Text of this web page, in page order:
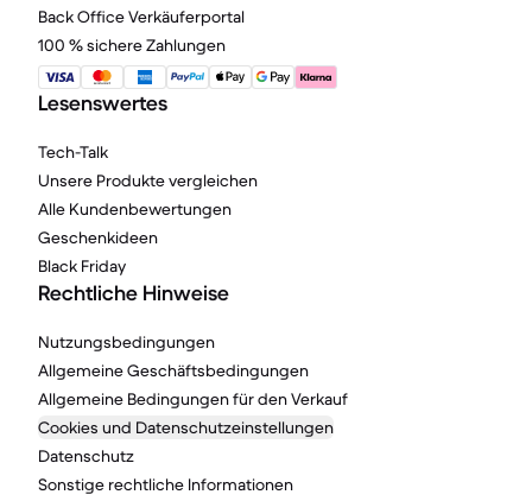
Back Office Verkäuferportal
100 % sichere Zahlungen
Lesenswertes
Tech-Talk
Unsere Produkte vergleichen
Alle Kundenbewertungen
Geschenkideen
Black Friday
Rechtliche Hinweise
Nutzungsbedingungen
Allgemeine Geschäftsbedingungen
Allgemeine Bedingungen für den Verkauf
Cookies und Datenschutzeinstellungen
Datenschutz
Sonstige rechtliche Informationen